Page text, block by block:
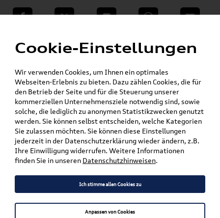
teilen Twitter Instagram WhatsApp E-Mail
VW Shop - VW Originalteile und Zubehör »
» »
Gepäckraumeinlagen »
Mein Kundenkonto Warenkorb
Artikel für ihr Modell
Marke wählen
Modell wählen
Karosserieform wählen
Cookie-Einstellungen
Wir verwenden Cookies, um Ihnen ein optimales
Webseiten-Erlebnis zu bieten. Dazu zählen Cookies, die für
den Betrieb der Seite und für die Steuerung unserer
kommerziellen Unternehmensziele notwendig sind, sowie
solche, die lediglich zu anonymen Statistikzwecken genutzt
werden. Sie können selbst entscheiden, welche Kategorien
Sie zulassen möchten. Sie können diese Einstellungen
jederzeit in der Datenschutzerklärung wieder ändern, z.B.
Ihre Einwilligung widerrufen. Weitere Informationen
finden Sie in unseren Datenschutzhinweisen.
Ich stimme allen Cookies zu
Anpassen von Cookies